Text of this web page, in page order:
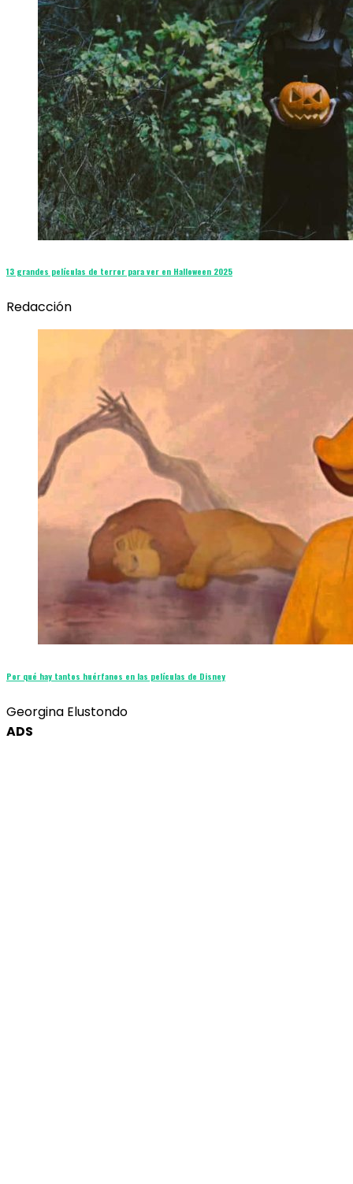
13 grandes películas de terror para ver en Halloween 2025
Redacción
Por qué hay tantos huérfanos en las películas de Disney
Georgina Elustondo
ADS